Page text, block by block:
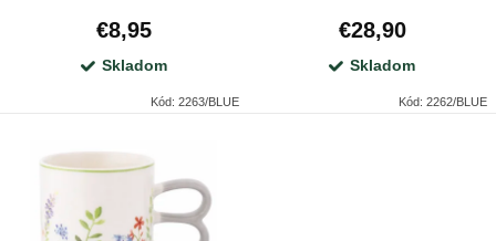
€8,95
Skladom
Kód: 2263/BLUE
€28,90
Skladom
Kód: 2262/BLUE